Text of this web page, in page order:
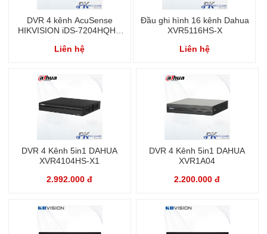
DVR 4 kênh AcuSense
HIKVISION iDS-7204HQHI-
Liên hệ
Đầu ghi hình 16 kênh Dahua
XVR5116HS-X
Liên hệ
DVR 4 Kênh 5in1 DAHUA
XVR4104HS-X1
2.992.000 đ
DVR 4 Kênh 5in1 DAHUA
XVR1A04
2.200.000 đ